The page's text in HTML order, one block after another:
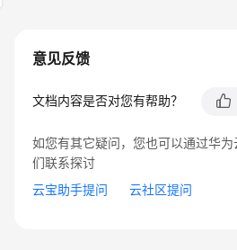
意见反馈
文档内容是否对您有帮助？
如您有其它疑问，您也可以通过华
们联系探讨
云宝助手提问
云社区提问